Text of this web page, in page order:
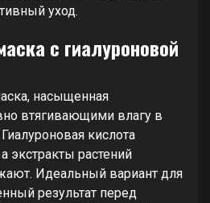
уход.
с гиалуроновой
насыщенная
втягивающими влагу в
кислота
экстракты растений
Идеальный вариант для
результат перед